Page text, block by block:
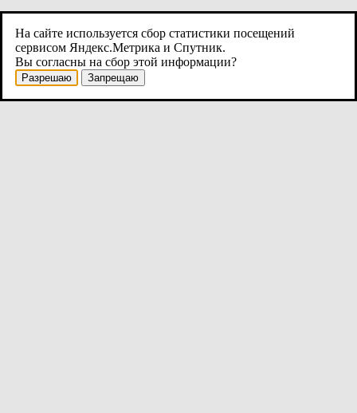
На сайте используется сбор статистики посещений
сервисом Яндекс.Метрика и Спутник.
Вы согласны на сбор этой информации?
Разрешаю Запрещаю